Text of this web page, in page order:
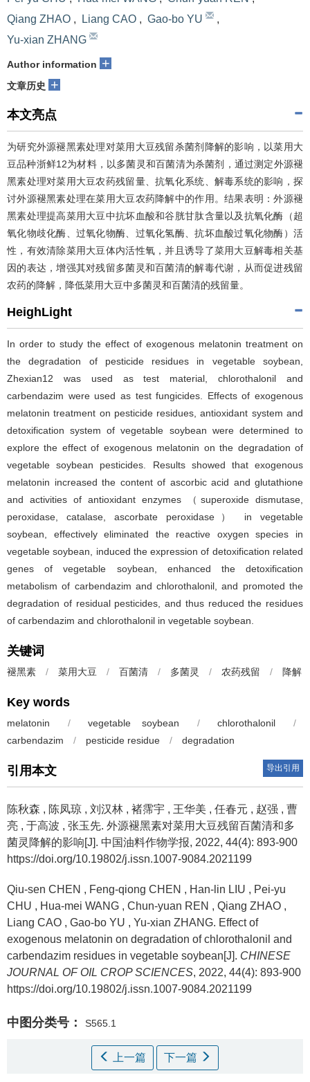
Qiang ZHAO , Liang CAO , Gao-bo YU
,
Yu-xian ZHANG
Author information +
文章历史 +
本文亮点
为研究外源褪黑素处理对菜用大豆残留杀菌剂降解的影响，以菜用大
豆品种浙鲜12为材料，以多菌灵和百菌清为杀菌剂，通过测定外源褪
黑素处理对菜用大豆农药残留量、抗氧化系统、解毒系统的影响，探
讨外源褪黑素处理在菜用大豆农药降解中的作用。结果表明：外源褪
黑素处理提高菜用大豆中抗坏血酸和谷胱甘肽含量以及抗氧化酶（超
氧化物歧化酶、过氧化物酶、过氧化氢酶、抗坏血酸过氧化物酶）活
性，有效清除菜用大豆体内活性氧，并且诱导了菜用大豆解毒相关基
因的表达，增强其对残留多菌灵和百菌清的解毒代谢，从而促进残留
农药的降解，降低菜用大豆中多菌灵和百菌清的残留量。
HeighLight
In order to study the effect of exogenous melatonin treatment on
the degradation of pesticide residues in vegetable soybean,
Zhexian12 was used as test material, chlorothalonil and
carbendazim were used as test fungicides. Effects of exogenous
melatonin treatment on pesticide residues, antioxidant system and
detoxification system of vegetable soybean were determined to
explore the effect of exogenous melatonin on the degradation of
vegetable soybean pesticides. Results showed that exogenous
melatonin increased the content of ascorbic acid and glutathione
and activities of antioxidant enzymes （superoxide dismutase,
peroxidase, catalase, ascorbate peroxidase） in vegetable
soybean, effectively eliminated the reactive oxygen species in
vegetable soybean, induced the expression of detoxification related
genes of vegetable soybean, enhanced the detoxification
metabolism of carbendazim and chlorothalonil, and promoted the
degradation of residual pesticides, and thus reduced the residues
of carbendazim and chlorothalonil in vegetable soybean.
关键词
褪黑素 / 菜用大豆 / 百菌清 / 多菌灵 / 农药残留 / 降解
Key words
melatonin / vegetable soybean / chlorothalonil
/
carbendazim
/ pesticide residue / degradation
引用本文 导出引用
陈秋森 , 陈凤琼 , 刘汉林 , 褚霈宇 , 王华美 , 任春元 , 赵强 , 曹
亮 , 于高波 , 张玉先. 外源褪黑素对菜用大豆残留百菌清和多
菌灵降解的影响[J]. 中国油料作物学报, 2022, 44(4): 893-900
https://doi.org/10.19802/j.issn.1007-9084.2021199
Qiu-sen CHEN , Feng-qiong CHEN , Han-lin LIU , Pei-yu
CHU , Hua-mei WANG , Chun-yuan REN , Qiang ZHAO ,
Liang CAO , Gao-bo YU , Yu-xian ZHANG. Effect of
exogenous melatonin on degradation of chlorothalonil and
carbendazim residues in vegetable soybean[J]. CHINESE
JOURNAL OF OIL CROP SCIENCES, 2022, 44(4): 893-900
https://doi.org/10.19802/j.issn.1007-9084.2021199
中图分类号： S565.1
上一篇 下一篇